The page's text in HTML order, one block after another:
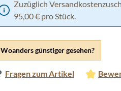
Zuzüglich
95,00 € pro Stück.
Woanders günstiger gesehen?
Fragen zum Artikel